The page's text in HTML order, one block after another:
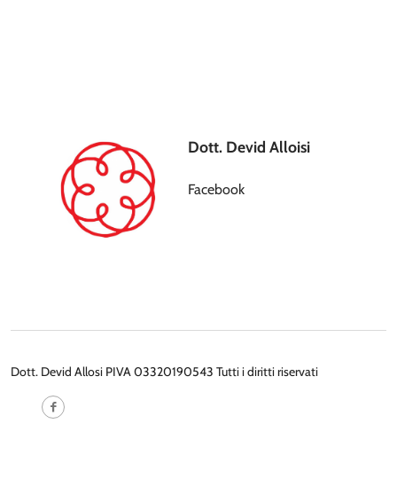
Dott. Devid Alloisi
Facebook
Dott. Devid Allosi PIVA 03320190543 Tutti i diritti riservati